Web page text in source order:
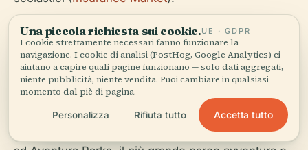
Parco Avventura e
Aventura
Gli amanti del brivido possono mettersi alla prova
Una piccola richiesta sui cookie.UE · GDPR
I cookie strettamente necessari fanno funzionare la
navigazione. I cookie di analisi (PostHog, Google Analytics) ci
aiutano a capire quali pagine funzionano — solo dati aggregati,
niente pubblicità, niente vendita. Puoi cambiare in qualsiasi
momento dal piè di pagina.
Personalizza Rifiuta tutto Accetta tutto